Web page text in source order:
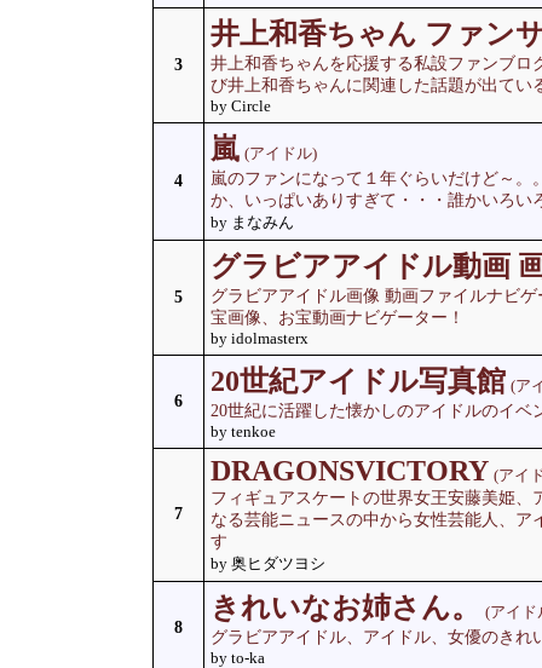
3
井上和香ちゃん ファン
井上和香ちゃんを応援する私設ファンブロ
び井上和香ちゃんに関連した話題が出てい
by Circle
4
嵐 (アイドル)
嵐のファンになって１年ぐらいだけど～。
か、いっぱいありすぎて・・・誰かいろい
by まなみん
5
グラビアアイドル動画
グラビアアイドル画像 動画ファイルナビ
宝画像、お宝動画ナビゲーター！
by idolmasterx
6
20世紀アイドル写真館 (ア
20世紀に活躍した懐かしのアイドルのイベ
by tenkoe
7
DRAGONSVICTORY (アイ
フィギュアスケートの世界女王安藤美姫、
なる芸能ニュースの中から女性芸能人、ア
す
by 奥ヒダツヨシ
8
きれいなお姉さん。
(アイド
グラビアアイドル、アイドル、女優のきれ
by to-ka